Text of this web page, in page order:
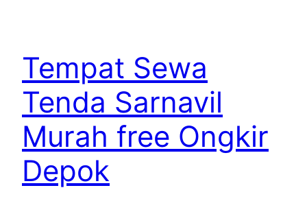
Tempat Sewa
Tenda Sarnavil
Murah free Ongkir
Depok